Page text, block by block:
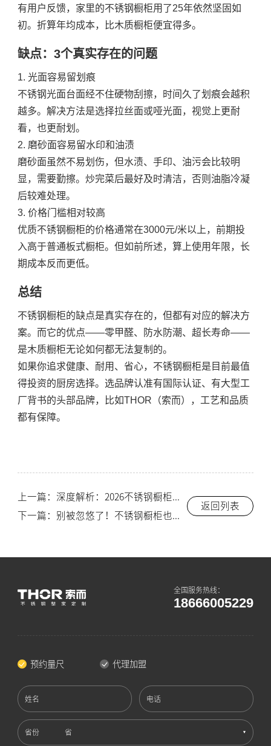
有用户反馈，家里的不锈钢橱柜用了25年依然坚固如
初。折算年均成本，比木质橱柜便宜得多。
缺点：3个真实存在的问题
1. 光面容易留划痕
不锈钢光面台面经不住硬物刮擦，时间久了划痕会越积
越多。解决方法是选择拉丝面或哑光面，视觉上更耐
看，也更耐划。
2. 磨砂面容易留水印和油渍
磨砂面虽然不易划伤，但水渍、手印、油污会比较明
显，需要勤擦。炒完菜后最好及时清洁，否则油脂冷凝
后较难处理。
3. 价格门槛相对较高
优质不锈钢橱柜的价格通常在3000元/米以上，前期投
入高于普通板式橱柜。但如前所述，算上使用年限，长
期成本反而更低。
总结
不锈钢橱柜的缺点是真实存在的，但都有对应的解决方
案。而它的优点——零甲醛、防水防潮、超长寿命——
是木质橱柜无论如何都无法复制的。
如果你追求健康、耐用、省心，不锈钢橱柜是目前最值
得投资的厨房选择。选品牌认准有国际认证、有大型工
厂背书的头部品牌，比如THOR（索而）
，工艺和品质
都有保障。
返回列表
全国服务热线：
18666005229
预约量尺 代理加盟
姓名 电话
省份